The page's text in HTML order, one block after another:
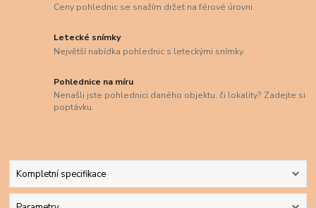
Ceny pohlednic se snažím držet na férové úrovni.
Letecké snímky
Největší nabídka pohlednic s leteckými snímky.
Pohlednice na míru
Nenašli jste pohlednici daného objektu, či lokality? Zadejte si
poptávku.
Kompletní specifikace